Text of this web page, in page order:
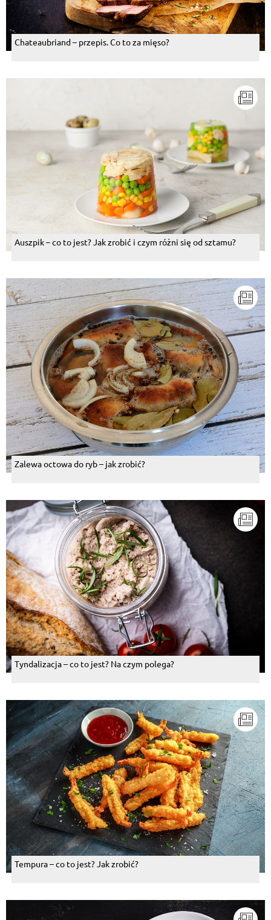
Chateaubriand – przepis. Co to za mięso?
Auszpik – co to jest? Jak zrobić i czym różni się od sztamu?
Zalewa octowa do ryb – jak zrobić?
Tyndalizacja – co to jest? Na czym polega?
Tempura – co to jest? Jak zrobić?